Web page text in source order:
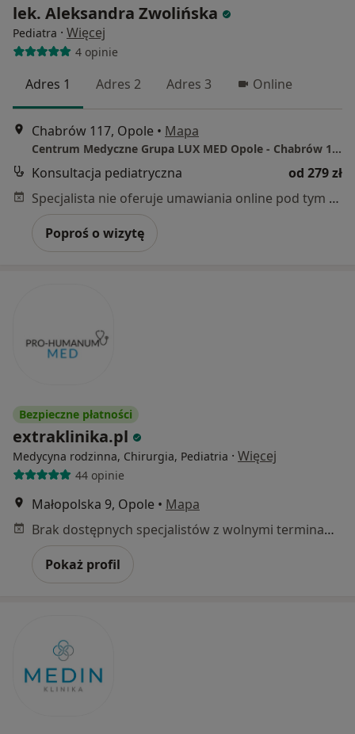
lek. Aleksandra Zwolińska
Pediatra · Więcej
4 opinie
Adres 1 Adres 2 Adres 3 Online
Chabrów 117, Opole • Mapa
Centrum Medyczne Grupa LUX MED Opole - Chabrów 117
Konsultacja pediatryczna
od 279 zł
Specjalista nie oferuje umawiania online pod tym adresem.
Poproś o wizytę
Bezpieczne płatności
extraklinika.pl
Medycyna rodzinna, Chirurgia, Pediatria · Więcej
44 opinie
Małopolska 9, Opole • Mapa
Brak dostępnych specjalistów z wolnymi terminami w tym centrum medycznym.
Pokaż profil